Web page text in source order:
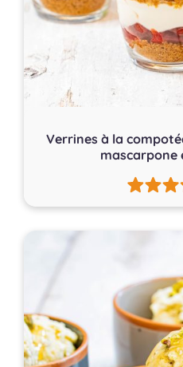
Verrines à la
mascarpone